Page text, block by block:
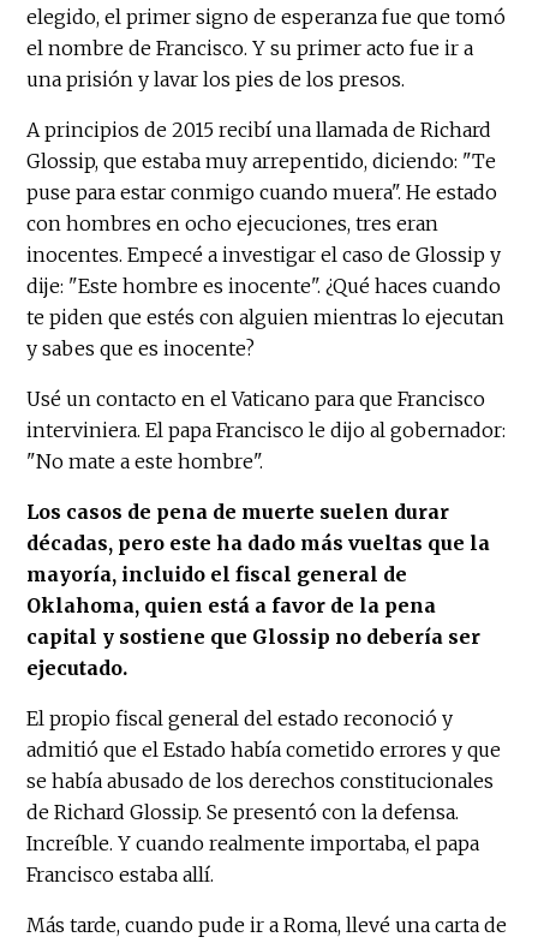
elegido, el primer signo de esperanza fue que tomó
el nombre de Francisco. Y su primer acto fue ir a
una prisión y lavar los pies de los presos.
A principios de 2015 recibí una llamada de Richard
Glossip, que estaba muy arrepentido, diciendo: "Te
puse para estar conmigo cuando muera". He estado
con hombres en ocho ejecuciones, tres eran
inocentes. Empecé a investigar el caso de Glossip y
dije: "Este hombre es inocente". ¿Qué haces cuando
te piden que estés con alguien mientras lo ejecutan
y sabes que es inocente?
Usé un contacto en el Vaticano para que Francisco
interviniera. El papa Francisco le dijo al gobernador:
"No mate a este hombre".
Los casos de pena de muerte suelen durar
décadas, pero este ha dado más vueltas que la
mayoría, incluido el fiscal general de
Oklahoma, quien está a favor de la pena
capital y sostiene que Glossip no debería ser
ejecutado.
El propio fiscal general del estado reconoció y
admitió que el Estado había cometido errores y que
se había abusado de los derechos constitucionales
de Richard Glossip. Se presentó con la defensa.
Increíble. Y cuando realmente importaba, el papa
Francisco estaba allí.
Más tarde, cuando pude ir a Roma, llevé una carta de